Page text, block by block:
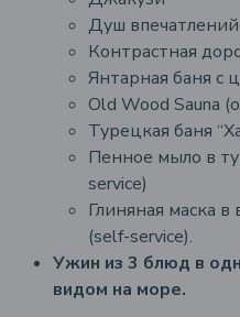
Душ
Контрастная
Янтарная баня с
Old Wood Sauna
Турецкaя баня
Пенное мыло в
service)
Глиняная маска в
(self-service).
Ужин из 3 блюд в
видом на море.